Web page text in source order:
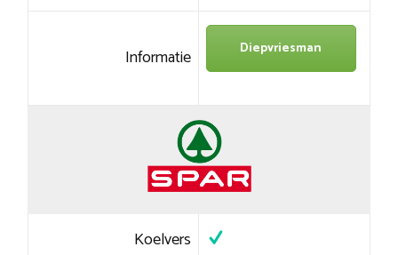
Informatie Diepvriesman
Koelvers